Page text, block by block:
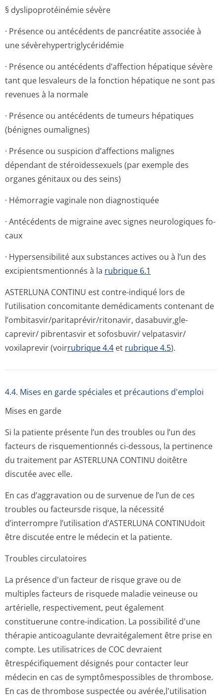
§ dyslipoprotéinémie sévère
· Présence ou antécédents de pancréatite associée à
une sévèrehypertri­glycéridémie
· Présence ou antécédents d’affection hépatique sévère
tant que lesvaleurs de la fonction hépatique ne sont pas
revenues à la normale
· Présence ou antécédents de tumeurs hépatiques
(bénignes oumalignes)
· Présence ou suspicion d’affections malignes
dépendant de stéroïdessexuels (par exemple des
organes génitaux ou des seins)
· Hémorragie vaginale non diagnostiquée
· Antécédents de migraine avec signes neurologiques fo­
caux
· Hypersensibilité aux substances actives ou à l’un des
excipientsmen­tionnés à la rubrique 6.1
ASTERLUNA CONTINU est contre-indiqué lors de
l’utilisation concomitante demédicaments contenant de
l’ombitasvir/pa­ritaprévir/ri­tonavir, dasabuvir,gle­
caprevir/ pibrentasvir et sofosbuvir/ velpatasvir/
voxilaprevir (voirrubrique 4.4 et rubrique 4.5).
4.4. Mises en garde spéciales et précautions d'emploi
Mises en garde
Si la patiente présente l’un des troubles ou l’un des
facteurs de risquementionnés ci-dessous, la pertinence
du traitement par ASTERLUNA CONTINU doitêtre
discutée avec elle.
En cas d’aggravation ou de survenue de l’un de ces
troubles ou facteursde risque, la nécessité
d’interrompre l’utilisation d’ASTERLUNA CONTINUdoit
être discutée entre le médecin et la patiente.
Troubles circulatoires
La présence d'un facteur de risque grave ou de
multiples facteurs de risquede maladie veineuse ou
artérielle, respectivement, peut également
constituerune contre-indication. La possibilité d'une
thérapie anticoagulante devraitégalement être prise en
compte. Les utilisatrices de COC devraient
êtrespécifiquement désignés pour contacter leur
médecin en cas de symptômespossibles de thrombose.
En cas de thrombose suspectée ou avérée,l'utili­sation